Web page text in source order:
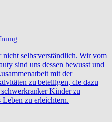
nicht selbstverständlich. Wir vom
sind uns dessen bewusst und
mit der
zu beteiligen, die dazu
Kinder zu
Leben zu erleichtern.